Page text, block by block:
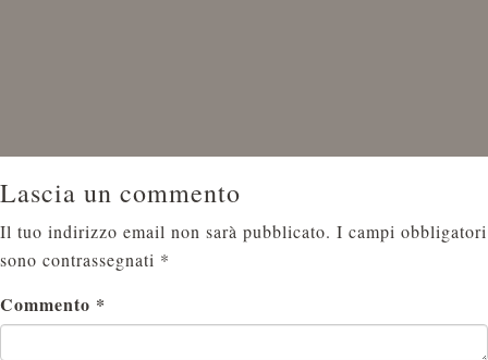
Lascia un commento
Il tuo indirizzo email non sarà pubblicato. I campi obbligatori
sono contrassegnati *
Commento *